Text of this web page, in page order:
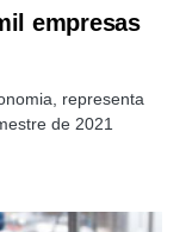
empresas
representa
de 2021